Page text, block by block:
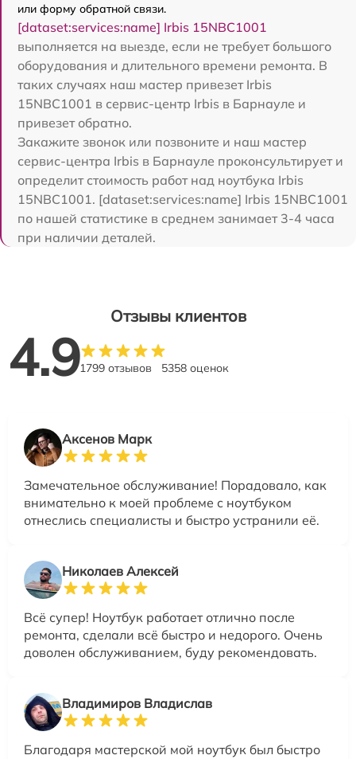
или форму обратной связи.
[dataset:services:name] Irbis 15NBC1001
выполняется на выезде, если не требует большого
оборудования и длительного времени ремонта. В
таких случаях наш мастер привезет Irbis
15NBC1001 в сервис-центр Irbis в Барнауле и
привезет обратно.
Закажите звонок или позвоните и наш мастер
сервис-центра Irbis в Барнауле проконсультирует и
определит стоимость работ над ноутбука Irbis
15NBC1001. [dataset:services:name] Irbis 15NBC1001
по нашей статистике в среднем занимает 3-4 часа
при наличии деталей.
Отзывы клиентов
4.91799 отзывов 5358 оценок
Аксенов Марк
Замечательное обслуживание! Порадовало, как
внимательно к моей проблеме с ноутбуком
отнеслись специалисты и быстро устранили её.
Николаев Алексей
Всё супер! Ноутбук работает отлично после
ремонта, сделали всё быстро и недорого. Очень
доволен обслуживанием, буду рекомендовать.
Владимиров Владислав
Благодаря мастерской мой ноутбук был быстро